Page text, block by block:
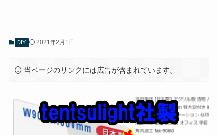
DIY 2021年2月1日
当ページのリンクには広告が含まれています。